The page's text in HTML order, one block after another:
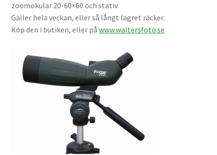
Objektiv Nikon
Objektivlock
Övriga objektivtillbehör & filter
zoomokular 20-60×60 och stativ
Gäller hela veckan, eller så långt lagret räcker.
Köp den i butiken, eller på www.waltersfoto.se